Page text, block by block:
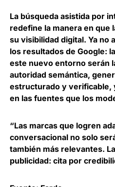
La búsqueda asistida por
redefine la manera en que
su visibilidad digital. Ya no
los resultados de Google:
este nuevo entorno serán
autoridad semántica,
estructurado y verificable,
en las fuentes que los
“Las marcas que logren
conversacional no solo
también más relevantes.
publicidad: cita por